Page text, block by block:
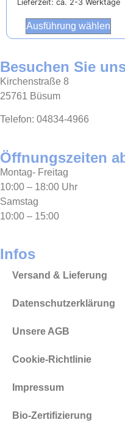
Lieferzeit: ca. 2-3 Werktage
Ausführung wählen
Besuchen Sie
Kirchenstraße 8
25761 Büsum
Telefon: 04834-4966
Öffnungszeiten
Montag- Freitag
10:00 – 18:00 Uhr
Samstag
10:00 – 15:00
Infos
Versand & Lieferung
Datenschutzerklärung
Unsere AGB
Cookie-Richtlinie
Impressum
Bio-Zertifizierung